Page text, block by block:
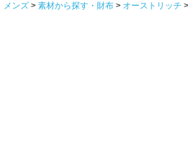
メンズ 素材から探す・財布 オーストリッチ